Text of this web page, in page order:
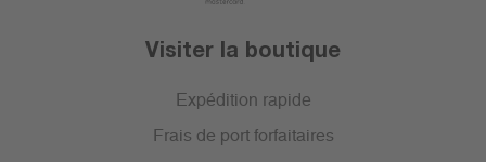
Visiter la boutique
Expédition rapide
Frais de port forfaitaires